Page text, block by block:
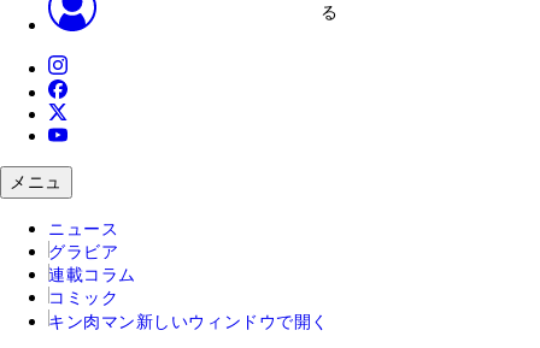
る
メニュ
ニュース
グラビア
連載コラム
コミック
キン肉マン 新しいウィンドウで開く